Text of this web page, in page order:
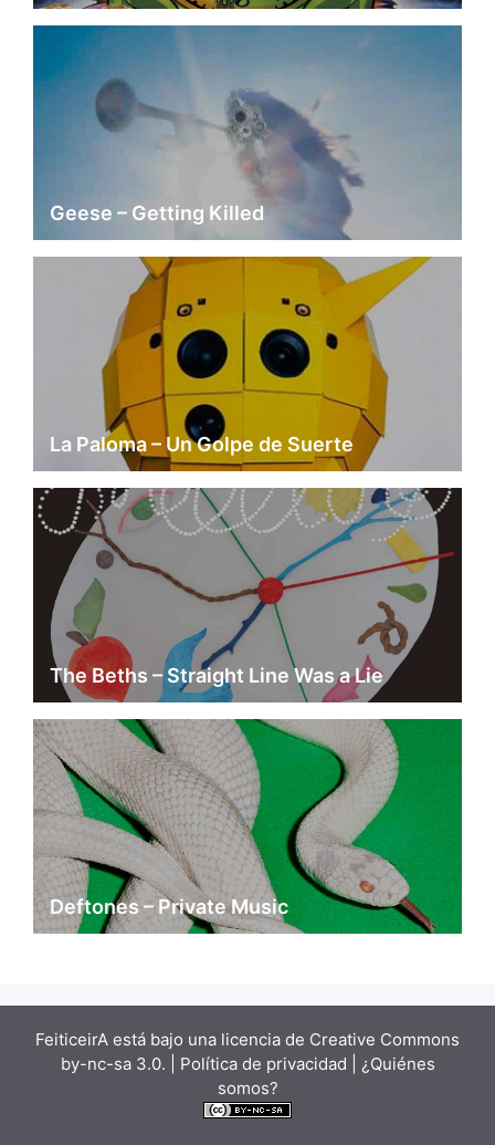
Geese – Getting Killed
La Paloma – Un Golpe de Suerte
The Beths – Straight Line Was a Lie
Deftones – Private Music
FeiticeirA está bajo una licencia de Creative Commons
by-nc-sa 3.0. | Política de privacidad | ¿Quiénes
somos?